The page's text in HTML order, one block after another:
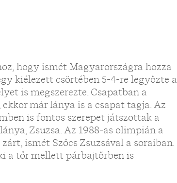
hogy ismét Magyarországra hozza
kiélezett csörtében 5-4-re legyőzte a
is megszerezte. Csapatban a
már lánya is a csapat tagja. Az
is fontos szerepet játszottak a
Zsuzsa. Az 1988-as olimpián a
ismét Szőcs Zsuzsával a soraiban.
a tőr mellett párbajtőrben is